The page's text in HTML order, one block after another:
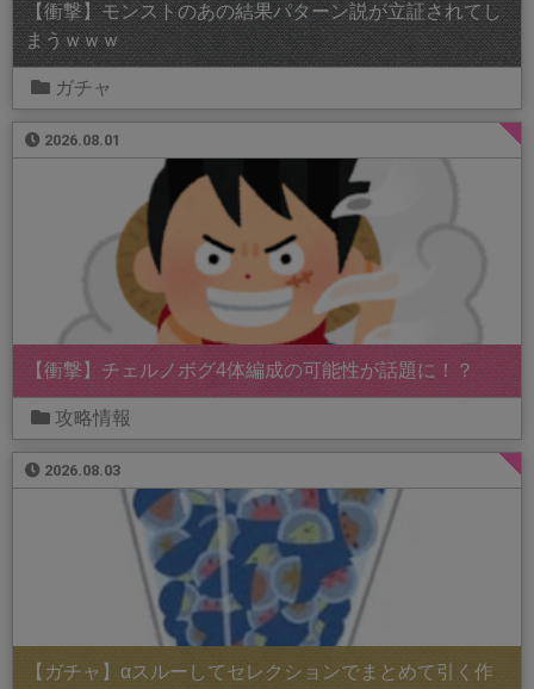
【衝撃】モンストのあの結果パターン説が立証されてし
まうｗｗｗ
ガチャ
2026.08.01
【衝撃】チェルノボグ4体編成の可能性が話題に！？
攻略情報
2026.08.03
【ガチャ】αスルーしてセレクションでまとめて引く作